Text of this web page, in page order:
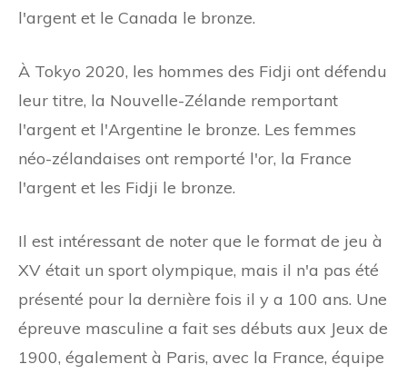
l'argent et le Canada le bronze.
À Tokyo 2020, les hommes des Fidji ont défendu
leur titre, la Nouvelle-Zélande remportant
l'argent et l'Argentine le bronze. Les femmes
néo-zélandaises ont remporté l'or, la France
l'argent et les Fidji le bronze.
Il est intéressant de noter que le format de jeu à
XV était un sport olympique, mais il n'a pas été
présenté pour la dernière fois il y a 100 ans. Une
épreuve masculine a fait ses débuts aux Jeux de
1900, également à Paris, avec la France, équipe